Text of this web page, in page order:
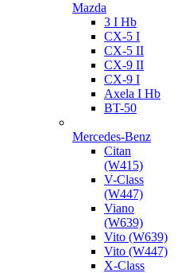
Mazda
3 I Hb
CX-5 I
CX-5 II
CX-9 II
CX-9 I
Axela I Hb
BT-50
Mercedes-Benz
Citan
(W415)
V-Class
(W447)
Viano
(W639)
Vito (W639)
Vito (W447)
X-Class